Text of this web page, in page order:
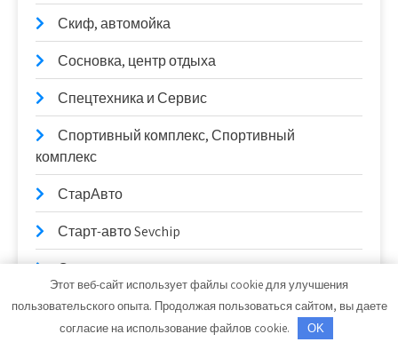
Скиф, автомойка
Сосновка, центр отдыха
Спецтехника и Сервис
Спортивный комплекс, Спортивный
комплекс
СтарАвто
Старт-авто Sevchip
Старые традиции, комплекс отдыха
СТО АвтоВольт
Этот веб-сайт использует файлы cookie для улучшения
пользовательского опыта. Продолжая пользоваться сайтом, вы даете
согласие на использование файлов cookie.
OK